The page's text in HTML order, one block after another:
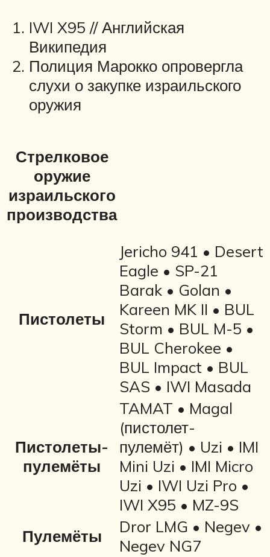
IWI X95 // Английская
Википедия
Полиция Марокко опровергла
слухи о закупке израильского
оружия
Стрелковое
оружие
израильского
производства
Пистолеты
Jericho 941 • Desert
Eagle • SP-21
Barak • Golan •
Kareen MK II • BUL
Storm • BUL M-5 •
BUL Cherokee •
BUL Impact • BUL
SAS • IWI Masada
Пистолеты-
пулемёты
TAMAT • Magal
(пистолет-
пулемёт) • Uzi • IMI
Mini Uzi • IMI Micro
Uzi • IWI Uzi Pro •
IWI X95 • MZ-9S
Пулемёты
Dror LMG • Negev •
Negev NG7